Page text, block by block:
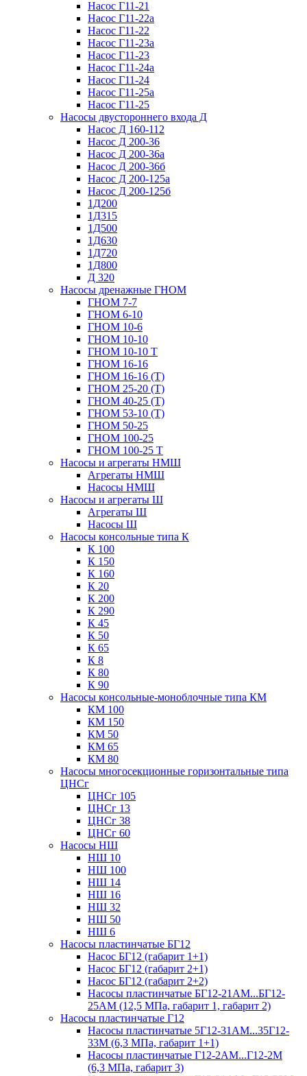
Насос Г11-21
Насос Г11-22а
Насос Г11-22
Насос Г11-23а
Насос Г11-23
Насос Г11-24а
Насос Г11-24
Насос Г11-25а
Насос Г11-25
Насосы двустороннего входа Д
Насос Д 160-112
Насос Д 200-36
Насос Д 200-36а
Насос Д 200-36б
Насос Д 200-125а
Насос Д 200-125б
1Д200
1Д315
1Д500
1Д630
1Д720
1Д800
Д 320
Насосы дренажные ГНОМ
ГНОМ 7-7
ГНОМ 6-10
ГНОМ 10-6
ГНОМ 10-10
ГНОМ 10-10 Т
ГНОМ 16-16
ГНОМ 16-16 (Т)
ГНОМ 25-20 (Т)
ГНОМ 40-25 (Т)
ГНОМ 53-10 (Т)
ГНОМ 50-25
ГНОМ 100-25
ГНОМ 100-25 Т
Насосы и агрегаты НМШ
Агрегаты НМШ
Насосы НМШ
Насосы и агрегаты Ш
Агрегаты Ш
Насосы Ш
Насосы консольные типа К
К 100
К 150
К 160
К 20
К 200
К 290
К 45
К 50
К 65
К 8
К 80
К 90
Насосы консольные-моноблочные типа КМ
КМ 100
КМ 150
КМ 50
КМ 65
КМ 80
Насосы многосекционные горизонтальные типа
ЦНСг
ЦНСг 105
ЦНСг 13
ЦНСг 38
ЦНСг 60
Насосы НШ
НШ 10
НШ 100
НШ 14
НШ 16
НШ 32
НШ 50
НШ 6
Насосы пластинчатые БГ12
Насос БГ12 (габарит 1+1)
Насос БГ12 (габарит 2+1)
Насос БГ12 (габарит 2+2)
Насосы пластинчатые БГ12-21АМ...БГ12-
25АМ (12,5 МПа, габарит 1, габарит 2)
Насосы пластинчатые Г12
Насосы пластинчатые 5Г12-31АМ...35Г12-
33М (6,3 МПа, габарит 1+1)
Насосы пластинчатые Г12-2АМ...Г12-2М
(6,3 МПа, габарит 3)